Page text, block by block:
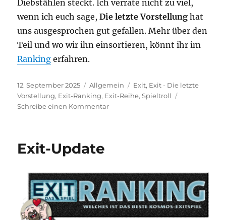
Diebstählen steckt. Ich verrate nicht zu viel,
wenn ich euch sage,Die letzte Vorstellung hat
uns ausgesprochen gut gefallen. Mehr über den
Teil und wo wir ihn einsortieren, könnt ihr im
Ranking erfahren.
Veröffentlicht
am
12. September 2025 Kategorien
Allgemein Schlagwörter
Exit, Exit - Die letzte
Vorstellung, Exit-Ranking, Exit-Reihe,Spieltroll
Schreibe einen Kommentarzu
Vorstellung
Exit-Update